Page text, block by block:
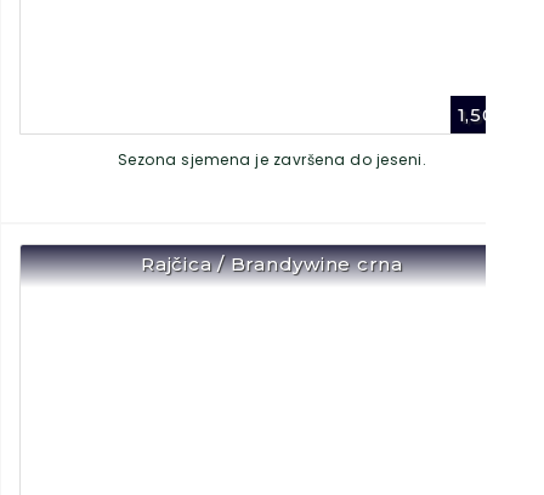
1,50
Sezona sjemena je završena do jeseni.
Rajčica / Brandywine crna